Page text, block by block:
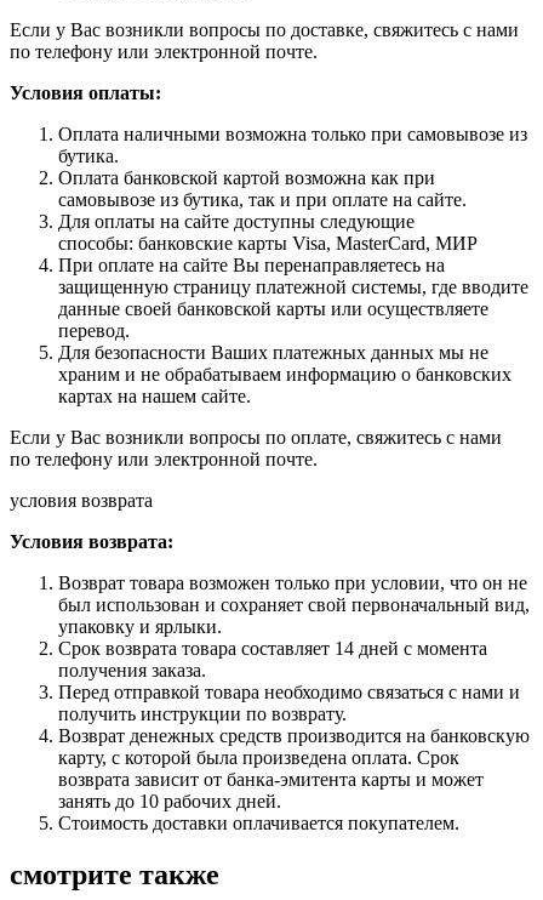
Если у Вас возникли вопросы по доставке, свяжитесь с нами
по телефону или электронной почте.
Условия оплаты:
Оплата наличными возможна только при самовывозе из
бутика.
Оплата банковской картой возможна как при
самовывозе из бутика, так и при оплате на сайте.
Для оплаты на сайте доступны следующие
способы: банковские карты Visa, MasterCard, МИР
При оплате на сайте Вы перенаправляетесь на
защищенную страницу платежной системы, где вводите
данные своей банковской карты или осуществляете
перевод.
Для безопасности Ваших платежных данных мы не
храним и не обрабатываем информацию о банковских
картах на нашем сайте.
Если у Вас возникли вопросы по оплате, свяжитесь с нами
по телефону или электронной почте.
условия возврата
Условия возврата:
Возврат товара возможен только при условии, что он не
был использован и сохраняет свой первоначальный вид,
упаковку и ярлыки.
Срок возврата товара составляет 14 дней с момента
получения заказа.
Перед отправкой товара необходимо связаться с нами и
получить инструкции по возврату.
Возврат денежных средств производится на банковскую
карту, с которой была произведена оплата. Срок
возврата зависит от банка-эмитента карты и может
занять до 10 рабочих дней.
Стоимость доставки оплачивается покупателем.
смотрите также